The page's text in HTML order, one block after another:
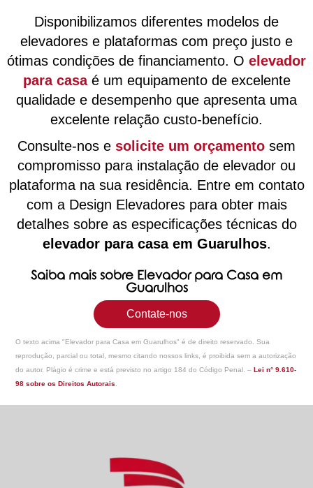
Disponibilizamos diferentes modelos de
elevadores e plataformas com preço justo e
ótimas condições de financiamento. O elevador
para casaé um equipamento de excelente
qualidade e desempenho que apresenta uma
excelente relação custo-benefício.
Consulte-nos e solicite um orçamento sem
compromisso para instalação de elevador ou
plataforma na sua residência. Entre em contato
com a Design Elevadores para obter mais
detalhes sobre as especificações técnicas do
elevador para casa em Guarulhos.
Saiba mais sobre Elevador para Casa em
Guarulhos
Contate-nos
O texto acima "Elevador para Casa em Guarulhos" é de direito reservado. Sua
reprodução, parcial ou total, mesmo citando nossos links, é proibida sem a autorização
do autor. Plágio é crime e está previsto no artigo 184 do Código Penal. –Lei n° 9.610-
98 sobre os Direitos Autorais